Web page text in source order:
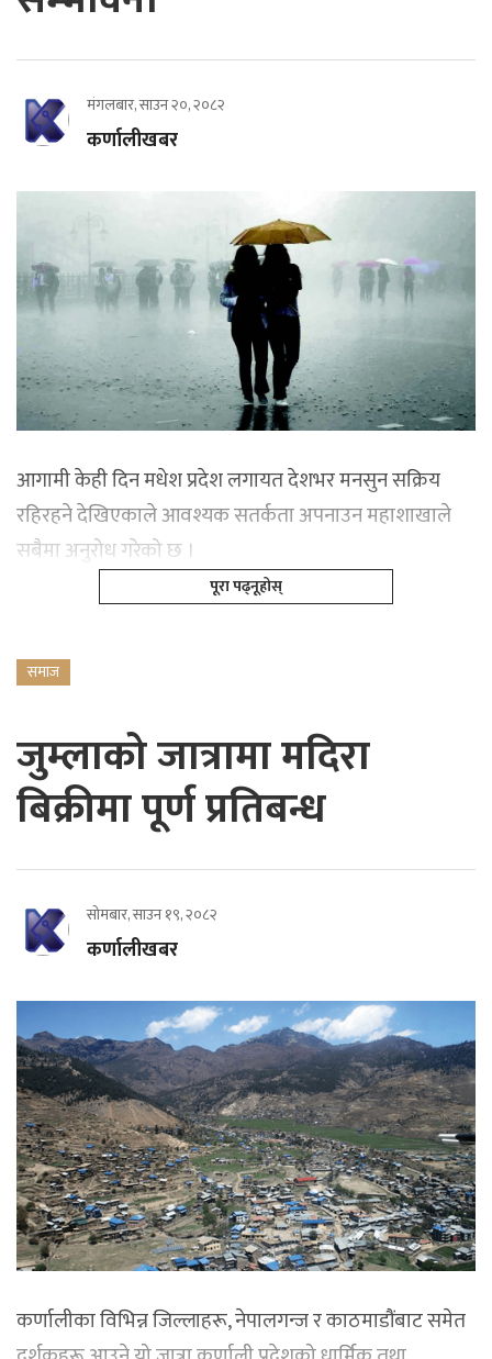
मंगलबार, साउन २०, २०८२
कर्णालीखबर
आगामी केही दिन मधेश प्रदेश लगायत देशभर मनसुन सक्रिय
रहिरहने देखिएकाले आवश्यक सतर्कता अपनाउन महाशाखाले
सबैमा अनुरोध गरेको छ ।
पूरा पढ्नूहोस्
समाज
जुम्लाको जात्रामा मदिरा
बिक्रीमा पूर्ण प्रतिबन्ध
सोमबार, साउन १९, २०८२
कर्णालीखबर
कर्णालीका विभिन्न जिल्लाहरू, नेपालगन्ज र काठमाडौंबाट समेत